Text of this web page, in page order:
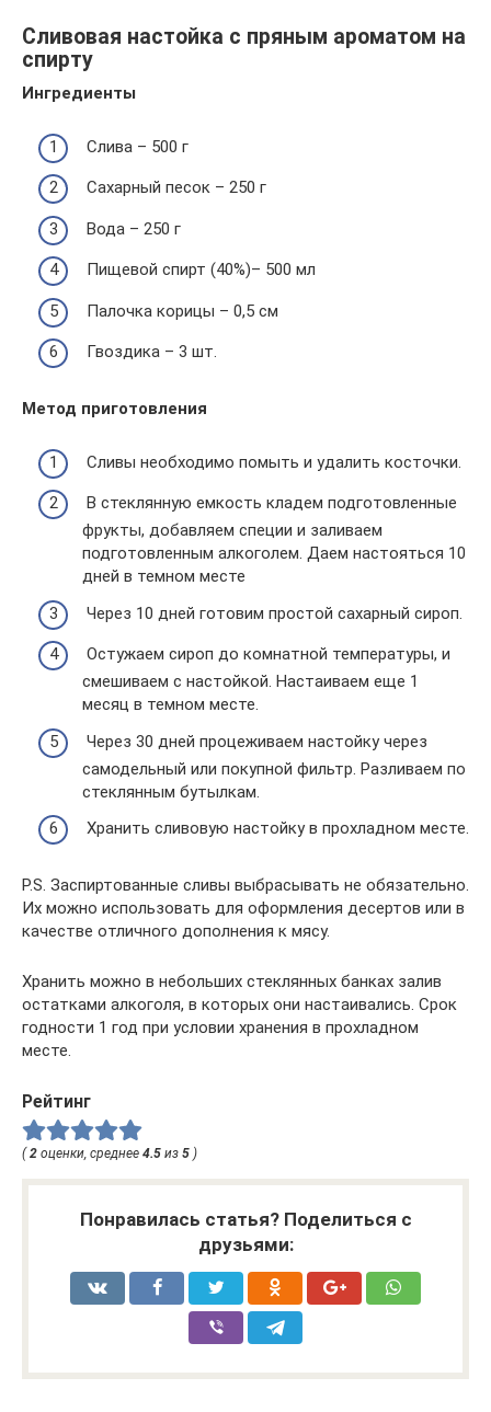
Сливовая настойка с пряным ароматом на
спирту
Ингредиенты
Слива – 500 г
Сахарный песок – 250 г
Вода – 250 г
Пищевой спирт (40%)– 500 мл
Палочка корицы – 0,5 см
Гвоздика – 3 шт.
Метод приготовления
Сливы необходимо помыть и удалить косточки.
В стеклянную емкость кладем подготовленные
фрукты, добавляем специи и заливаем
подготовленным алкоголем. Даем настояться 10
дней в темном месте
Через 10 дней готовим простой сахарный сироп.
Остужаем сироп до комнатной температуры, и
смешиваем с настойкой. Настаиваем еще 1
месяц в темном месте.
Через 30 дней процеживаем настойку через
самодельный или покупной фильтр. Разливаем по
стеклянным бутылкам.
Хранить сливовую настойку в прохладном месте.
P.S. Заспиртованные сливы выбрасывать не обязательно.
Их можно использовать для оформления десертов или в
качестве отличного дополнения к мясу.
Хранить можно в небольших стеклянных банках залив
остатками алкоголя, в которых они настаивались. Срок
годности 1 год при условии хранения в прохладном
месте.
Рейтинг
(2 оценки, среднее 4.5 из 5 )
Понравилась статья? Поделиться с
друзьями: